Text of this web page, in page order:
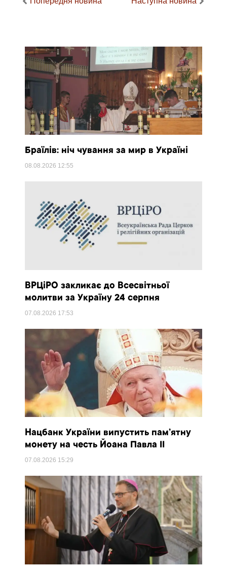
Браїлів: ніч чування за мир в Україні
08.08.2026 12:55
ВРЦіРО закликає до Всесвітньої
молитви за Україну 24 серпня
07.08.2026 17:53
Нацбанк України випустить пам’ятну
монету на честь Йоана Павла II
07.08.2026 15:29